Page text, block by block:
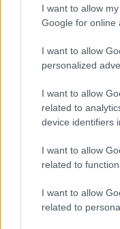
I want to allow
Google for online
I want to allow
personalized
I want to allow
related to
device identifiers
I want to allow
related to
I want to allow
related to
Michelisz
beszélgetése
BY: REAKTOR.HU2021.
A Klímapolitikai
világbajnok
szakújságíró,
klímaváltozás
tisztázni kellett